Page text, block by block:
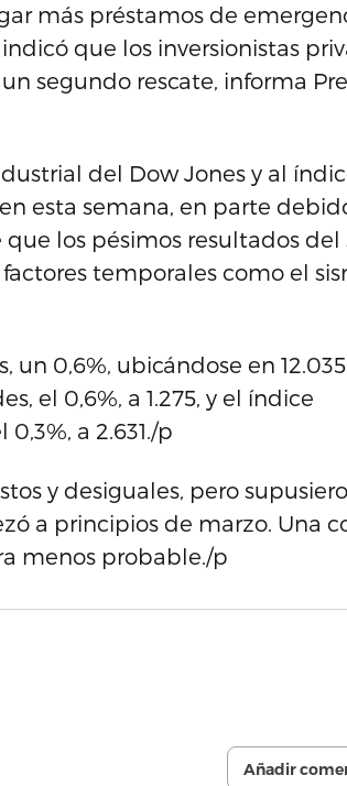
más préstamos de
que los inversionistas
segundo rescate, informa
del Dow Jones y al
esta semana, en parte
los pésimos resultados
temporales como el
0,6%, ubicándose en
el 0,6%, a 1.275, y el índice
a 2.631./p
y desiguales, pero
a principios de marzo. Una
menos probable./p
Añadir